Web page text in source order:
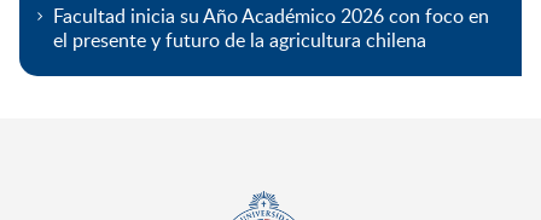
Facultad inicia su Año Académico 2026 con foco en
el presente y futuro de la agricultura chilena